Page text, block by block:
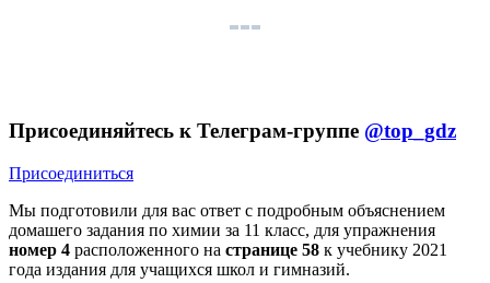
Присоединяйтесь к Телеграм-группе @top_gdz
Присоединиться
Мы подготовили для вас ответ c подробным объяснением
домашего задания по химии за 11 класс, для упражнения
номер 4 расположенного на странице 58 к учебнику 2021
года издания для учащихся школ и гимназий.